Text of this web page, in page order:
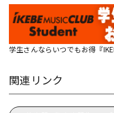
学生さんならいつでもお得『
関連リンク